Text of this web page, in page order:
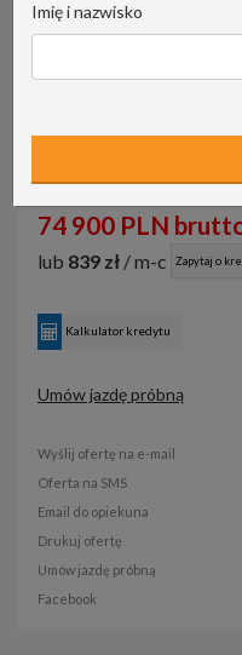
74 900 PLN
lub 839 zł / m-c Zapytaj o
Kalkulator kredytu
Umów jazdę próbną
Wyślij ofertę na e-mail
Oferta na SMS
Email do opiekuna
Drukuj ofertę
Umów jazdę próbną
Facebook
Imię i nazwisko